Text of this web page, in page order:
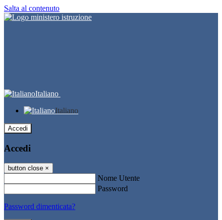
Salta al contenuto
Italiano
Italiano
Accedi
Accedi
button close ×
Nome Utente
Password
Password dimenticata?